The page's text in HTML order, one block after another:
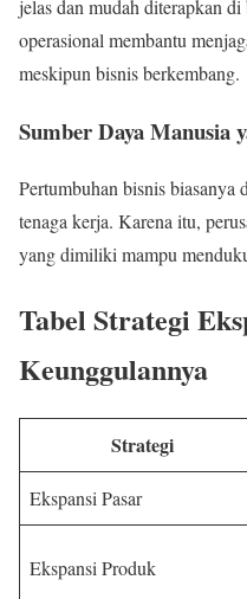
jelas dan mudah diterapkan
operasional membantu
meskipun bisnis berkembang.
Sumber Daya Manusia
Pertumbuhan bisnis
tenaga kerja. Karena itu,
yang dimiliki mampu
Tabel Strategi
Keunggulannya
Strategi
Ekspansi Pasar
Ekspansi Produk